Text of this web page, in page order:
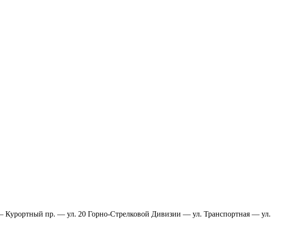
пр. — ул. 20 Горно-Стрелковой Дивизии — ул. Транспортная — ул.